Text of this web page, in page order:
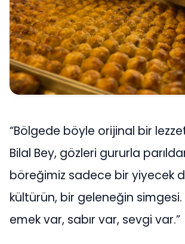
“Bölgede böyle orijinal bir
Bilal Bey, gözleri gururla
böreğimiz sadece bir yiyecek
kültürün, bir geleneğin simgesi.
emek var, sabır var, sevgi var.”